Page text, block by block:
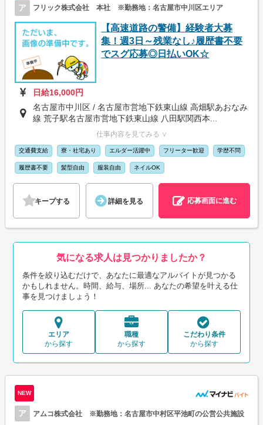
ア フリック株式会社 本社 ※勤務地：名古屋市中川区エリア
【高速道路の警備】経験者大募
集！週3日～残業なし♪履歴書不要
でスグ応募◎日払いOK☆
日給16,000円
名古屋市中川区 / 名古屋市営地下鉄東山線 高畑駅あおなみ
線 荒子駅名古屋市営地下鉄東山線 八田駅関西本...
仕事内容を見てみる ∨
交通費支給 寮・社宅あり エルダー活躍中 フリーター歓迎 学歴不問
履歴書不要 髪型自由 服装自由 ネイルOK
キープする 詳細を見る 応募画面に進む
気になる求人は見つかりましたか？
条件を絞り込むだけで、あなたに最適なアルバイトが見つかる
かもしれません。時間、給与、場所... あなたの希望を叶える仕
事を見つけましょう！
エリア
から探す
職種
から探す
こだわり条件
から探す
NEW
ア アムコ株式会社 ※勤務地：名古屋市中村区平池町の公営公共施設